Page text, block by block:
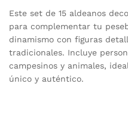
Este set de 15 aldeanos
para complementar tu
dinamismo con figuras
tradicionales. Incluye
campesinos y animales,
único y auténtico.